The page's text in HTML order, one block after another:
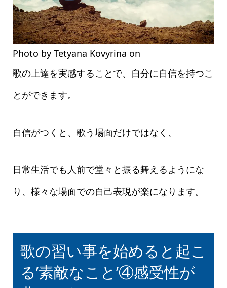
Photo by Tetyana Kovyrina on
歌の上達を実感することで、自分に自信を持つこ
とができます。
自信がつくと、歌う場面だけではなく、
日常生活でも人前で堂々と振る舞えるようにな
り、様々な場面での自己表現が楽になります。
歌の習い事を始めると起こ
る’素敵なこと’④感受性が